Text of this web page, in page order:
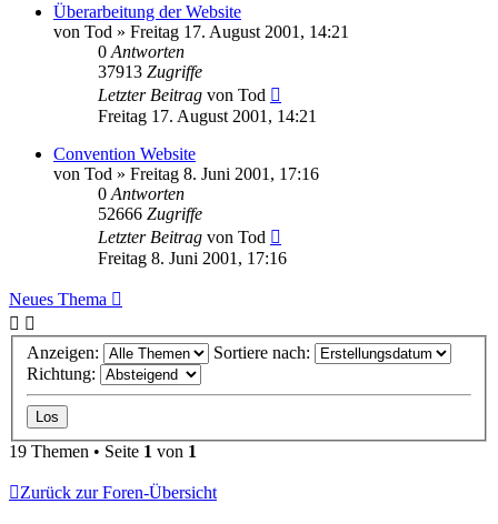
Überarbeitung der Website
von Tod » Freitag 17. August 2001, 14:21
0 Antworten
37913 Zugriffe
Letzter Beitrag von Tod
Freitag 17. August 2001, 14:21
Convention Website
von Tod » Freitag 8. Juni 2001, 17:16
0 Antworten
52666 Zugriffe
Letzter Beitrag von Tod
Freitag 8. Juni 2001, 17:16
Neues Thema
Anzeigen:
Sortiere nach:
Richtung:
19 Themen • Seite 1 von 1
Zurück zur Foren-Übersicht